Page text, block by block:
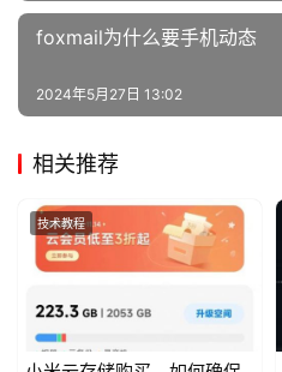
foxmail为什么要手机动态
2024年5月27日 13:02
相关推荐
技术教程